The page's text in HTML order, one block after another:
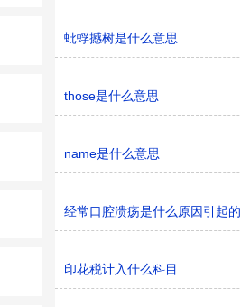
蚍蜉撼树是什么意思
those是什么意思
name是什么意思
经常口腔溃疡是什么原因引起的
印花税计入什么科目